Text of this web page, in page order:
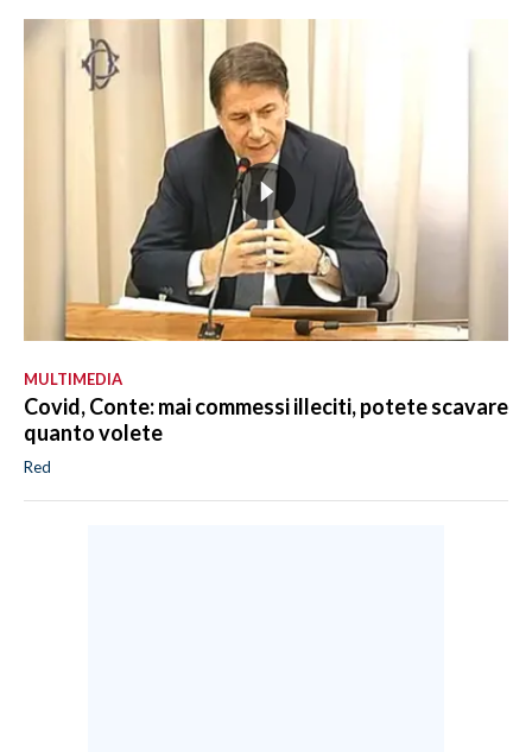
MULTIMEDIA
Covid, Conte: mai commessi illeciti, potete scavare
quanto volete
Red